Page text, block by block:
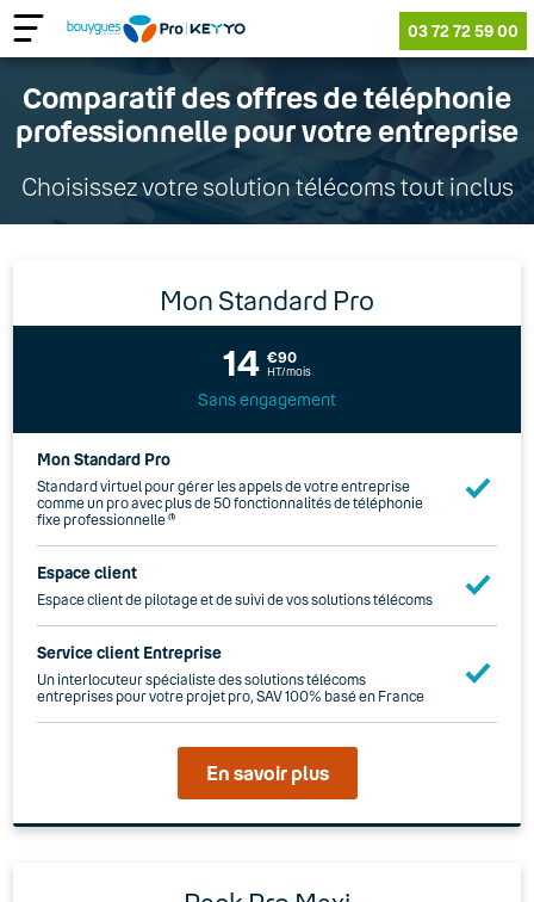
03 72 72 59 00
Comparatif des offres de téléphonie
professionnelle pour votre entreprise
Choisissez votre solution télécoms tout inclus
Mon Standard Pro
14 €90
HT/mois
Sans engagement
Mon Standard Pro
Standard virtuel pour gérer les appels de votre entreprise
comme un pro avec plus de 50 fonctionnalités de téléphonie
fixe professionnelle (1)
Espace client
Espace client de pilotage et de suivi de vos solutions télécoms
Service client Entreprise
Un interlocuteur spécialiste des solutions télécoms
entreprises pour votre projet pro, SAV 100% basé en France
En savoir plus